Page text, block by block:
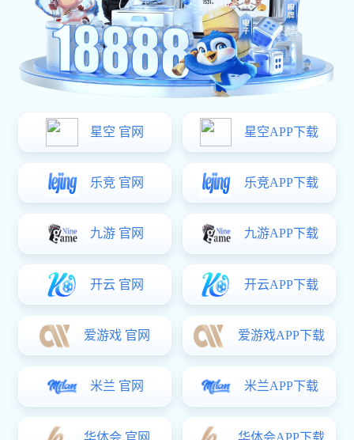
您的位置: 门徒娱乐 产品展示 ->工业通讯连接器零部件
新能源车高压连接、液冷零件
门徒娱乐:工业通讯连接器零部件
门徒娱乐:航空航天精密零部件
人工智能精密组件
门徒娱乐:医疗器械、机械传动零部件